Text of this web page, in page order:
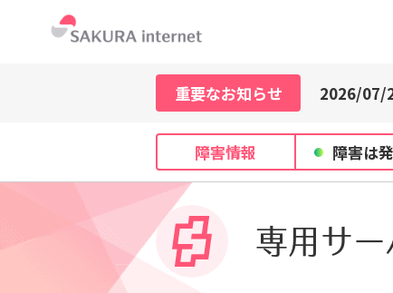
重要なお知らせ 2026/07/
2026/07/
2026/07/
障害情報 障害は
専用サー